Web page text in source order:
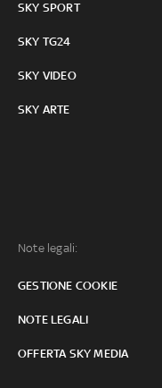
SKY SPORT
SKY TG24
SKY VIDEO
SKY ARTE
Note legali:
GESTIONE COOKIE
NOTE LEGALI
OFFERTA SKY MEDIA